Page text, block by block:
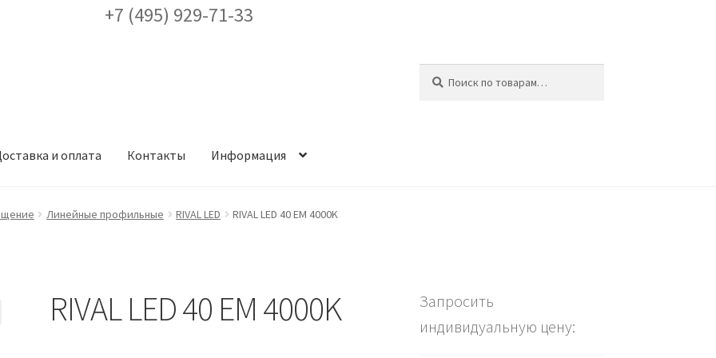
+7 (495) 929-71-33
и оплата Контакты Информация
Доставка и оплата Заказ проекта освещенияКонтактыКорзина
Линейные профильные RIVAL LED RIVAL LED 40 EM 4000K
RIVAL LED 40 EM 4000K
Запросить
индивидуальную цену: